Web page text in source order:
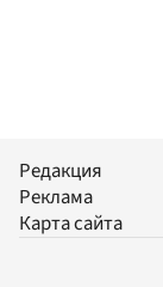
Редакция
Реклама
Карта сайта